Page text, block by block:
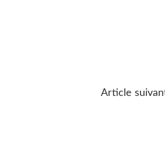
Article